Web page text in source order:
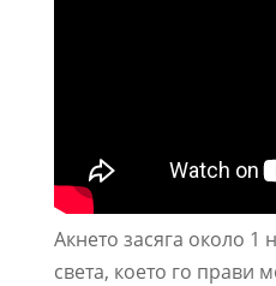
Акнето засяга около 1
света, което го прави